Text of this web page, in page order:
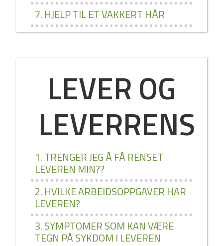
7. HJELP TIL ET VAKKERT HÅR
LEVER OG
LEVERRENS
1. TRENGER JEG Å FÅ RENSET
LEVEREN MIN??
2. HVILKE ARBEIDSOPPGAVER HAR
LEVEREN?
3. SYMPTOMER SOM KAN VÆRE
TEGN PÅ SYKDOM I LEVEREN